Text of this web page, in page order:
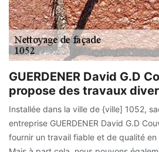
GUERDENER David G.D
propose des travaux
Installée dans la ville de {ville] 1052,
entreprise GUERDENER David G.D
fournir un travail fiable et de qualité